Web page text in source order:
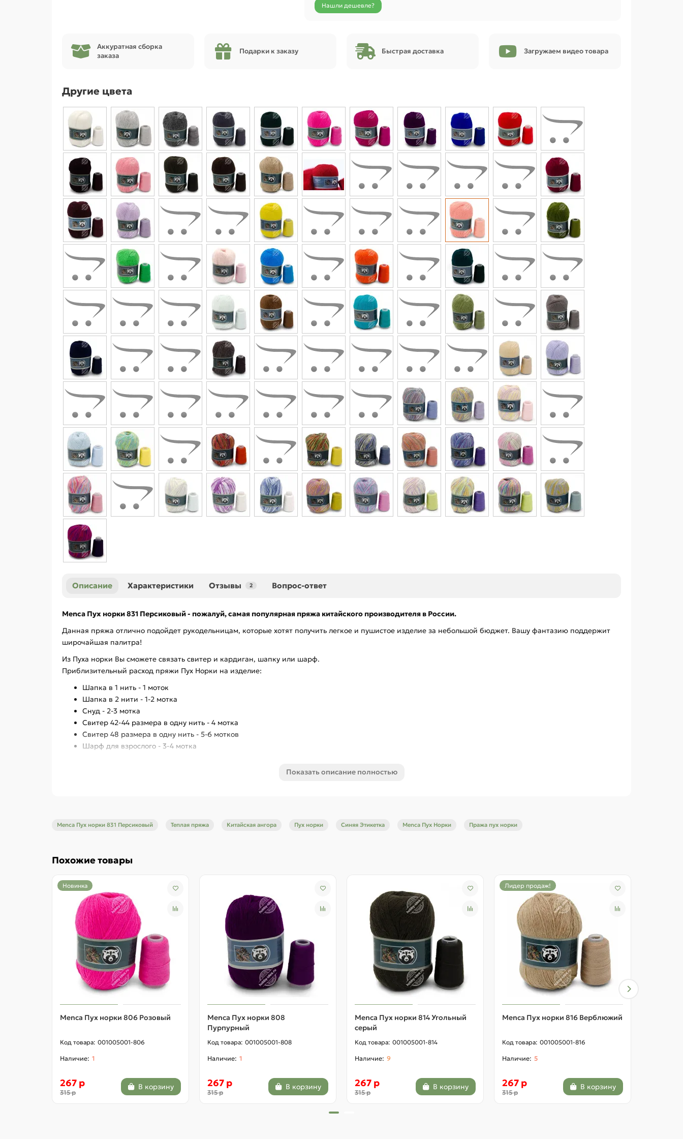
Нашли дешевле?
Аккуратная сборка
заказа
Подарки к заказу Быстрая доставка Загружаем видео товара
Другие цвета
Описание Характеристики Отзывы 2 Вопрос-ответ
Menca Пух норки 831 Персиковый - пожалуй, самая популярная пряжа китайского производителя в России.
Данная пряжа отлично подойдет рукодельницам, которые хотят получить легкое и пушистое изделие за небольшой бюджет. Вашу фантазию поддержит
широчайшая палитра!
Из Пуха норки Вы сможете связать свитер и кардиган, шапку или шарф.
Приблизительный расход пряжи Пух Норки на изделие:
Шапка в 1 нить - 1 моток
Шапка в 2 нити - 1-2 мотка
Снуд - 2-3 мотка
Свитер 42-44 размера в одну нить - 4 мотка
Свитер 48 размера в одну нить - 5-6 мотков
Шарф для взрослого - 3-4 мотка
пряжи. Пряжа представляет собой пушистую нить и упругую непушистую нить на катушке в комплекте. Пряжа довольно тонкая, выбирайте для вязания из
Если Вы хотите сочетать несколько цветов и сомневаетесь - напишите нам. Мы поможем подобрать компаньона для лучшего результата.
Цвет изделия на фотографии может отличаться от цвета фактического товара, что связано с естественным искажением цветопередачи экраном Вашего
Показать описание полностью
Menca Пух норки 831 Персиковый Теплая пряжа Китайская ангора Пух норки Синяя Этикетка Menca Пух Норки Пража пух норки
Похожие товары
Новинка
Menca Пух норки 806 Розовый
001005001-806
1
267 р
315 р
В корзину
Menca Пух норки 808
Пурпурный
001005001-808
1
267 р
315 р
В корзину
Menca Пух норки 814 Угольный
серый
001005001-814
9
267 р
315 р
В корзину
Лидер продаж!
Menca Пух норки 816 Верблюжий
001005001-816
5
267 р
315 р
В корзину